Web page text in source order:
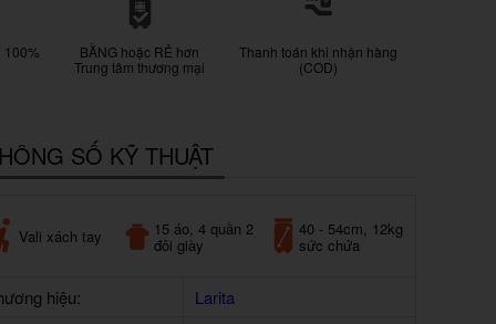
100%
BẰNG hoặc RẺ hơn
Trung tâm thương mại
Thanh toán khi nhận hàng
(COD)
SỐ KỸ THUẬT
Vali xách tay 15 áo, 4 quần 2
đôi giày
40 - 54cm, 12kg
sức chứa
hiệu:
Larita